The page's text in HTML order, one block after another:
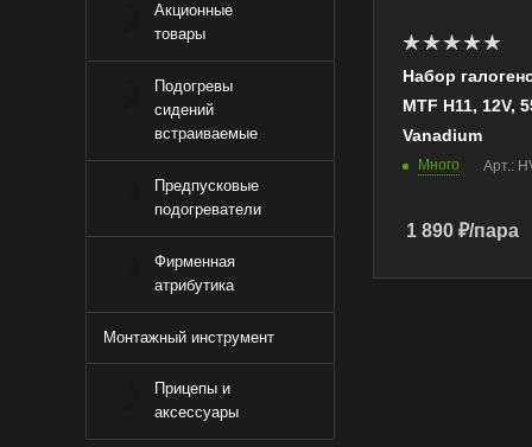
Яркость, Лм
640
температура, K
5000
Набор
MTF Н11, 12V,
Vanadium
Много Арт.:
1 890 ₽/пара
Акционные
товары
Подогревы
сидений
встраиваемые
Предпусковые
подогреватели
Фирменная
атрибутика
Монтажный инструмент
Прицепы и
аксессуары